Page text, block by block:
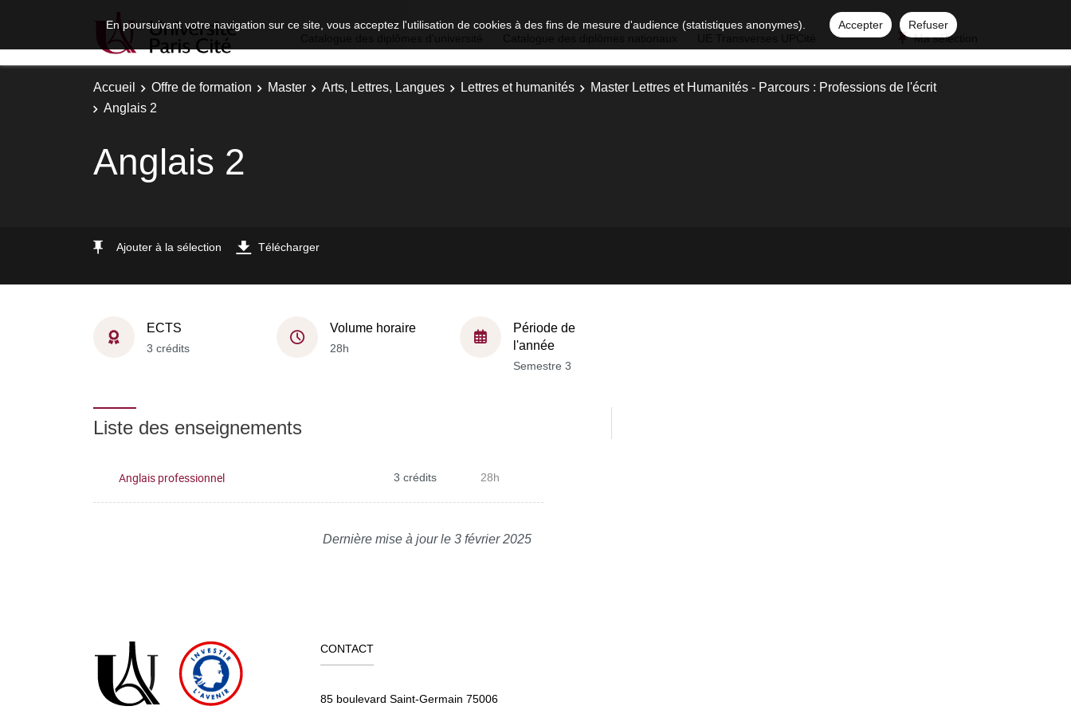
En poursuivant votre navigation sur ce site, vous acceptez l'utilisation de cookies à des fins de mesure d'audience (statistiques anonymes). Accepter
Refuser
Ma sélection
Accueil Offre de formation Master Arts, Lettres, Langues Lettres et humanités
Master Lettres et Humanités - Parcours : Professions de l'écrit
Anglais 2
Anglais 2
Ajouter à la sélection Télécharger
ECTS
3 crédits
Volume horaire
28h
Période de
l'année
Semestre 3
Liste des enseignements
Anglais professionnel 3 crédits 28h
Dernière mise à jour le 3 février 2025
CONTACT
85 boulevard Saint-Germain 75006